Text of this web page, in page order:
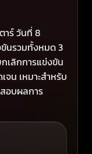
าร์ วันที่ 8
นรวมทั้งหมด 3
เลิกการแข่งขัน
น เหมาะสำหรับ
อบผลการ